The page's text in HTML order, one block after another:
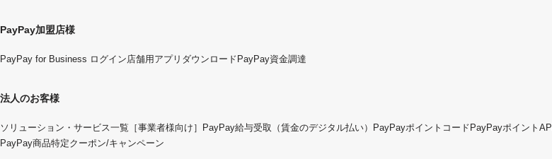
PayPay加盟店様
PayPay for Business ログイン店舗用アプリダウンロード PayPay資金調達
法人のお客様
ソリューション・サービス一覧 ［事業者様向け］PayPay給与受取（賃金のデジタル払い） PayPayポイントコード PayPayポイントAPI
PayPay商品特定クーポン/キャンペーン